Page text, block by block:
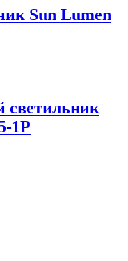
Sun Lumen
светильник
1P